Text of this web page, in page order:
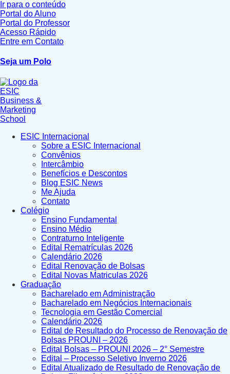
Ir para o conteúdo
Portal do Aluno
Portal do Professor
Acesso Rápido
Entre em Contato
Seja um Polo
ESIC Internacional
Sobre a ESIC Internacional
Convênios
Intercâmbio
Benefícios e Descontos
Blog ESIC News
Me Ajuda
Contato
Colégio
Ensino Fundamental
Ensino Médio
Contraturno Inteligente
Edital Rematrículas 2026
Calendário 2026
Edital Renovação de Bolsas
Edital Novas Matriculas 2026
Graduação
Bacharelado em Administração
Bacharelado em Negócios Internacionais
Tecnologia em Gestão Comercial
Calendário 2026
Edital de Resultado do Processo de Renovação de
Bolsas PROUNI – 2026
Edital Bolsas – PROUNI 2026 – 2° Semestre
Edital – Processo Seletivo Inverno 2026
Edital Atualizado de Resultado de Renovação de